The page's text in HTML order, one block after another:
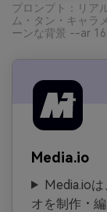
プロンプト：リア
ム・タン・キャラ
ーンな背景 --ar
Media.io
Media.io
オを制作・